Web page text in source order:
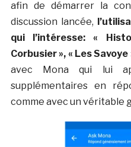
afin de démarrer la
discussion lancée,
qui l’intéresse: «
Corbusier », « Les Savoye
avec Mona qui lui
supplémentaires en
comme avec un véritable